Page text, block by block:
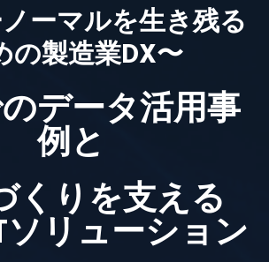
ーマルを生き残る
の製造業DX〜
データ活用事
例と
くりを支える
リューション